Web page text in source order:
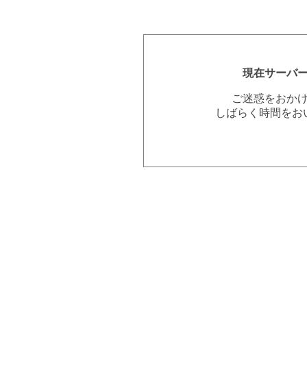
現在サーバ
ご迷惑をおか
しばらく時間を